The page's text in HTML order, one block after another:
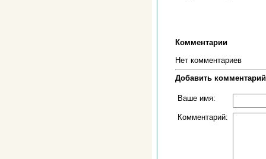
Комментарии
Нет комментариев
Добавить комментарий
Ваше имя:
Комментарий: